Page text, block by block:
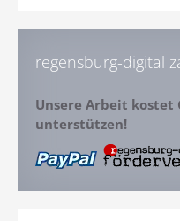
regensburg-digital
Unsere Arbeit kostet
unterstützen!